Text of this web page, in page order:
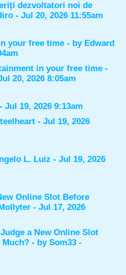
dezvoltatori noi de
- Jul 20, 2026 11:55am
your free time - by Edward
in your free time -
20, 2026 8:05am
- Jul 19, 2026 9:13am
- Jul 19, 2026
L. Luiz - Jul 19, 2026
Online Slot Before
- Jul 17, 2026
a New Online Slot
Much? - bySom33 -